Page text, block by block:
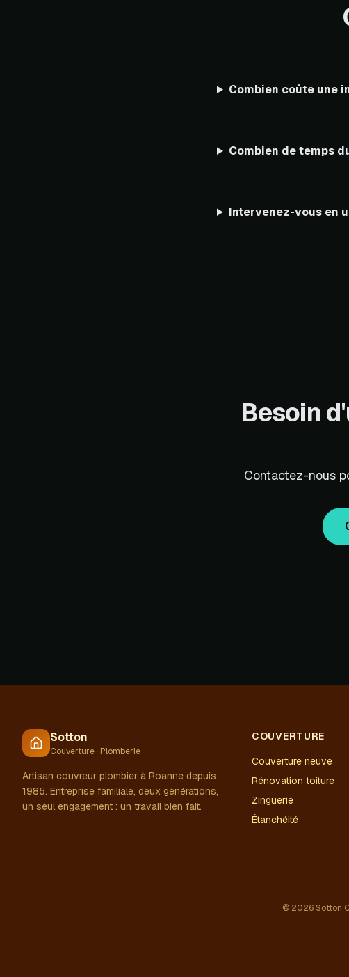
Combien coûte une
Combien de temps
Intervenez-vous en
Besoin
Contactez-nous
Sotton
Couverture · Plomberie
Artisan couvreur plombier à Roanne depuis
1985. Entreprise familiale, deux générations,
un seul engagement : un travail bien fait.
COUVERTURE
Couverture neuve
Rénovation toiture
Zinguerie
Étanchéité
© 2026 Sotton